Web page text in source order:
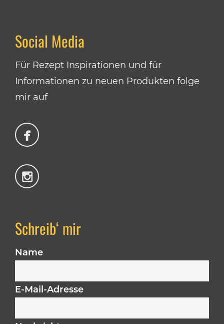
Social Media
Für Rezept Inspirationen und für
Informationen zu neuen Produkten folge
mir auf
Schreib‘ mir
Name
E-Mail-Adresse